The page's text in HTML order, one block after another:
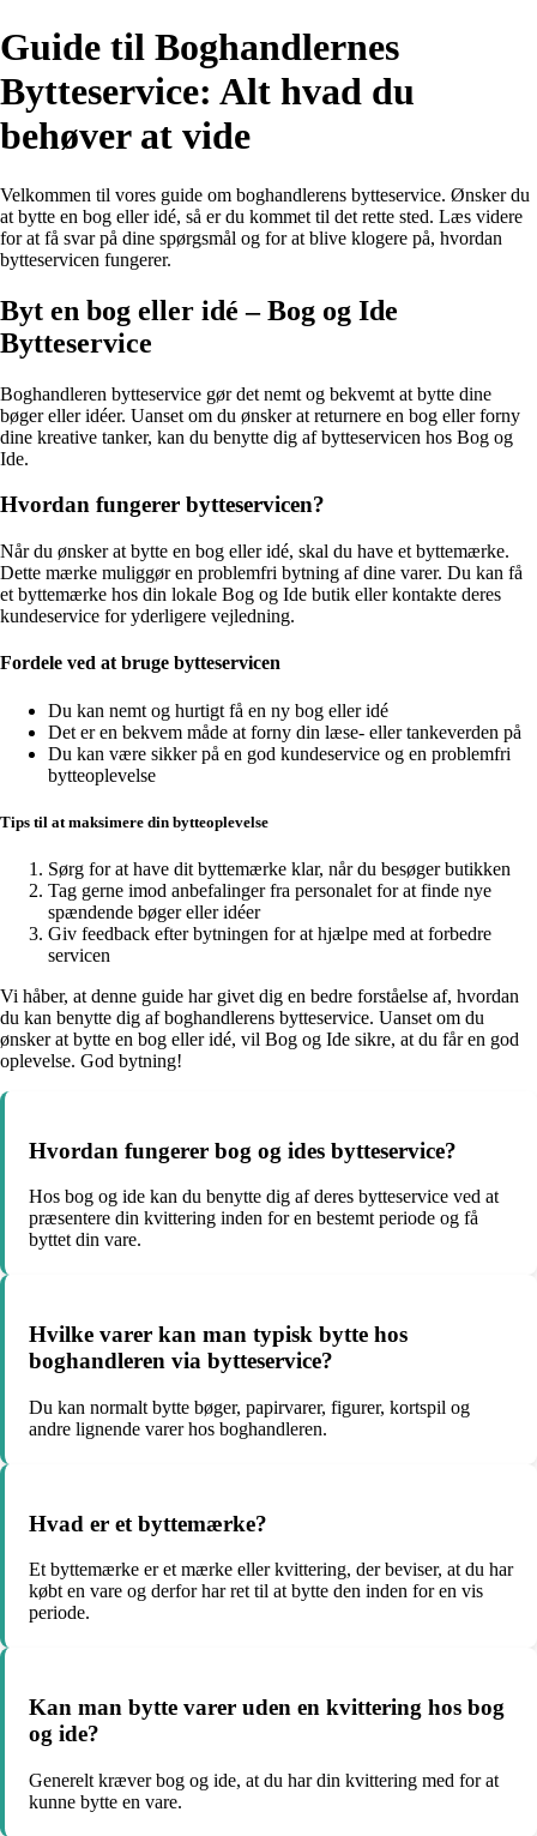
Guide til Boghandlernes
Bytteservice: Alt hvad du
behøver at vide
Velkommen til vores guide om boghandlerens bytteservice. Ønsker du
at bytte en bog eller idé, så er du kommet til det rette sted. Læs videre
for at få svar på dine spørgsmål og for at blive klogere på, hvordan
bytteservicen fungerer.
Byt en bog eller idé – Bog og Ide
Bytteservice
Boghandleren bytteservice gør det nemt og bekvemt at bytte dine
bøger eller idéer. Uanset om du ønsker at returnere en bog eller forny
dine kreative tanker, kan du benytte dig af bytteservicen hos Bog og
Ide.
Hvordan fungerer bytteservicen?
Når du ønsker at bytte en bog eller idé, skal du have et byttemærke.
Dette mærke muliggør en problemfri bytning af dine varer. Du kan få
et byttemærke hos din lokale Bog og Ide butik eller kontakte deres
kundeservice for yderligere vejledning.
Fordele ved at bruge bytteservicen
Du kan nemt og hurtigt få en ny bog eller idé
Det er en bekvem måde at forny din læse- eller tankeverden på
Du kan være sikker på en god kundeservice og en problemfri
bytteoplevelse
Tips til at maksimere din bytteoplevelse
Sørg for at have dit byttemærke klar, når du besøger butikken
Tag gerne imod anbefalinger fra personalet for at finde nye
spændende bøger eller idéer
Giv feedback efter bytningen for at hjælpe med at forbedre
servicen
Vi håber, at denne guide har givet dig en bedre forståelse af, hvordan
du kan benytte dig af boghandlerens bytteservice. Uanset om du
ønsker at bytte en bog eller idé, vil Bog og Ide sikre, at du får en god
oplevelse. God bytning!
Hvordan fungerer bog og ides bytteservice?
Hos bog og ide kan du benytte dig af deres bytteservice ved at
præsentere din kvittering inden for en bestemt periode og få
byttet din vare.
Hvilke varer kan man typisk bytte hos
boghandleren via bytteservice?
Du kan normalt bytte bøger, papirvarer, figurer, kortspil og
andre lignende varer hos boghandleren.
Hvad er et byttemærke?
Et byttemærke er et mærke eller kvittering, der beviser, at du har
købt en vare og derfor har ret til at bytte den inden for en vis
periode.
Kan man bytte varer uden en kvittering hos bog
og ide?
Generelt kræver bog og ide, at du har din kvittering med for at
kunne bytte en vare.